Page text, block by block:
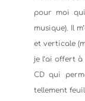
pour moi qui
musique). Il
et verticale
je l’ai offert à
CD qui
tellement